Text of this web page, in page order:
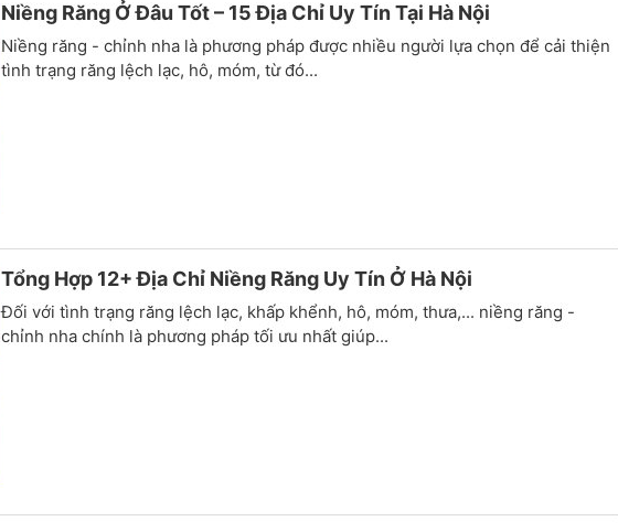
Niềng Răng Ở Đâu Tốt – 15 Địa Chỉ Uy Tín Tại Hà Nội
Niềng răng - chỉnh nha là phương pháp được nhiều người lựa chọn để cải thiện
tình trạng răng lệch lạc, hô, móm, từ đó...
Tổng Hợp 12+ Địa Chỉ Niềng Răng Uy Tín Ở Hà Nội
Đối với tình trạng răng lệch lạc, khấp khểnh, hô, móm, thưa,... niềng răng -
chỉnh nha chính là phương pháp tối ưu nhất giúp...